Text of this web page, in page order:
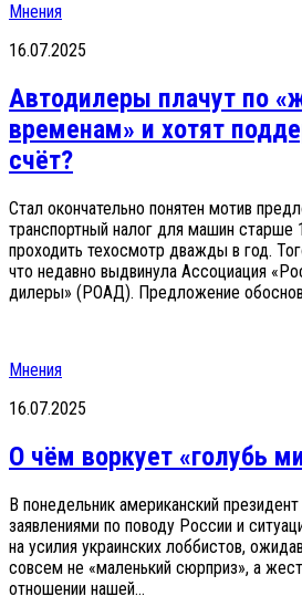
Мнения
16.07.2025
Автодилеры плачут по
временам» и хотят
счёт?
Стал окончательно понятен мотив
транспортный налог для машин старше
проходить техосмотр дважды в год.
что недавно выдвинула Ассоциация
дилеры» (РОАД). Предложение
Мнения
16.07.2025
О чём воркует «голубь
В понедельник американский
заявлениями по поводу России и
на усилия украинских лоббистов,
совсем не «маленький сюрприз», а
отношении нашей...